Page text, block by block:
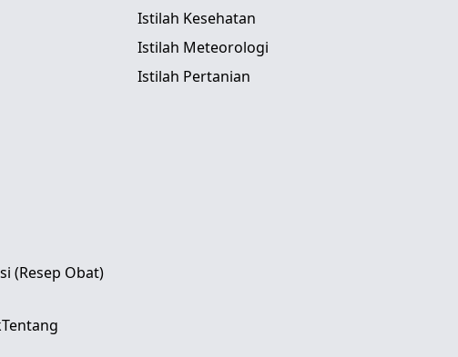
Istilah Kesehatan
Istilah Meteorologi
Istilah Pertanian
(Resep Obat)
Tentang